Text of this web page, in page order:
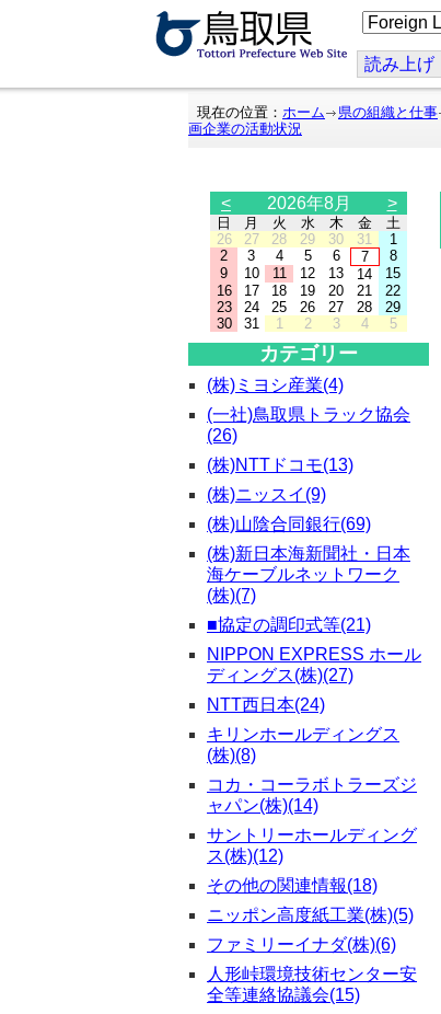
こ
の
ジ
を
翻
読み上げ
現在の位置： ホーム 県の組織と仕事
画企業の活動状況
< 2026年8月 >
日 月 火 水 木 金
土
26
27 28 29 30 31
1
2
3 4 5 6 7
8
9
10 11 12 13 14
15
16
17 18 19 20 21
22
23
24 25 26 27 28
29
30
31 1 2 3 4 5
カテゴリー
(株)ミヨシ産業(4)
(一社)鳥取県トラック協会
(26)
(株)NTTドコモ(13)
(株)ニッスイ(9)
(株)山陰合同銀行(69)
(株)新日本海新聞社・日本
海ケーブルネットワーク
(株)(7)
■協定の調印式等(21)
NIPPON EXPRESS ホール
ディングス(株)(27)
NTT西日本(24)
キリンホールディングス
(株)(8)
コカ・コーラボトラーズジ
ャパン(株)(14)
サントリーホールディング
ス(株)(12)
その他の関連情報(18)
ニッポン高度紙工業(株)(5)
ファミリーイナダ(株)(6)
人形峠環境技術センター安
全等連絡協議会(15)